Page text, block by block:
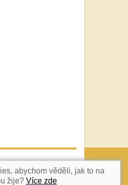
NAHORU
abychom věděli, jak to na
žije? Více zde